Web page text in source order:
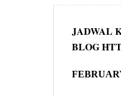
JADWAL
BLOG